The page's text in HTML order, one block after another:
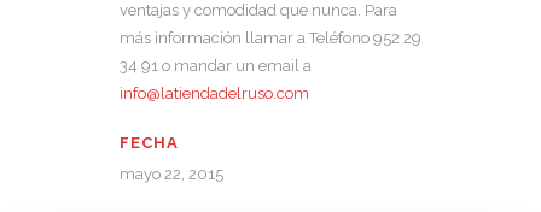
ventajas y comodidad que nunca. Para
más información llamar a Teléfono 952 29
34 91 o mandar un email a
info@latiendadelruso.com
FECHA
mayo 22, 2015